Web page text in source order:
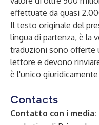
effettuate da quasi
Il testo originale del
lingua di partenza, è la
traduzioni sono offerte
lettore e devono
è l'unico
Contacts
Contatto con i media: